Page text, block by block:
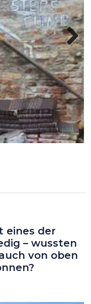
Next
eines der
– wussten
von oben